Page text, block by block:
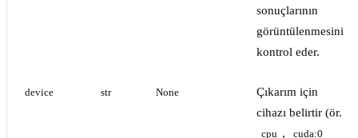
sonuçlarının
görüntülenmesini
kontrol eder.
device str None
Çıkarım için
cihazı belirtir (ör.
cpu , cuda:0